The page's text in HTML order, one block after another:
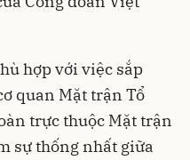
hợp với việc sắp
quan Mặt trận Tổ
trực thuộc Mặt trận
sự thống nhất giữa